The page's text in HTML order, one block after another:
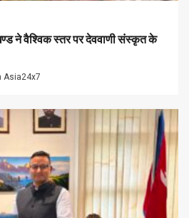
ने वैश्विक स्तर पर देववाणी संस्कृत के
Asia24x7